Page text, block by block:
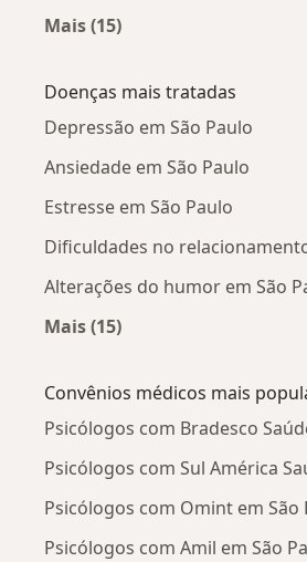
Mais (15)
Doenças mais tratadas
Depressão em São Paulo
Ansiedade em São Paulo
Estresse em São Paulo
Dificuldades no
Alterações do humor em São
Mais (15)
Convênios médicos mais
Psicólogos com Bradesco
Psicólogos com Sul América
Psicólogos com Omint em São
Psicólogos com Amil em São